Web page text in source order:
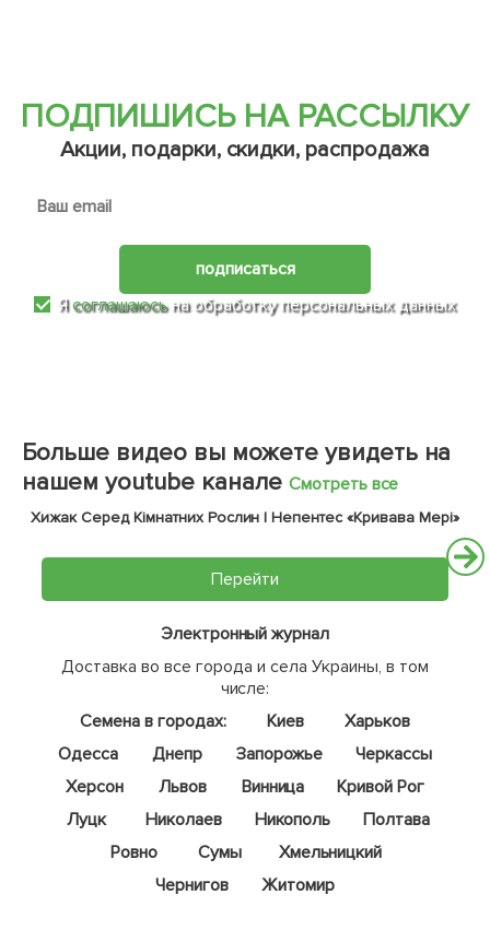
ПОДПИШИСЬ НА РАССЫЛКУ
Акции, подарки, скидки, распродажа
подписаться
Ясоглашаюсьна обработку персональных данных
Больше видео вы можете увидеть на
нашем youtube канале Смотреть все
Хижак Серед Кімнатних Рослин | Непентес «Кривава Мері»
Перейти
Электронный журнал
Доставка во все города и села Украины, в том
числе:
Семена в городах:
Киев
Харьков
Одесса
Днепр Запорожье
Черкассы
Херсон
Львов Винница
Кривой Рог
Луцк
Николаев Никополь
Полтава
Ровно
Сумы
Хмельницкий
Чернигов
Житомир